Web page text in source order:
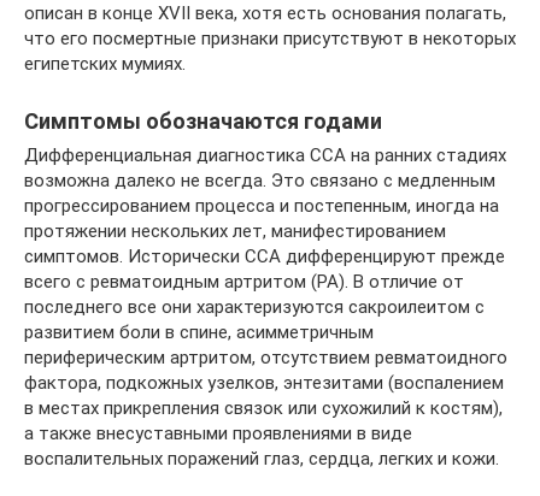
описан в конце XVII века, хотя есть основания полагать,
что его посмертные признаки присутствуют в некоторых
египетских мумиях.
Симптомы обозначаются годами
Дифференциальная диагностика ССА на ранних стадиях
возможна далеко не всегда. Это связано с медленным
прогрессированием процесса и постепенным, иногда на
протяжении нескольких лет, манифестированием
симптомов. Исторически ССА дифференцируют прежде
всего с ревматоидным артритом (РА). В отличие от
последнего все они характеризуются сакроилеитом с
развитием боли в спине, асимметричным
периферическим артритом, отсутствием ревматоидного
фактора, подкожных узелков, энтезитами (воспалением
в местах прикрепления связок или сухожилий к костям),
а также внесуставными проявлениями в виде
воспалительных поражений глаз, сердца, легких и кожи.